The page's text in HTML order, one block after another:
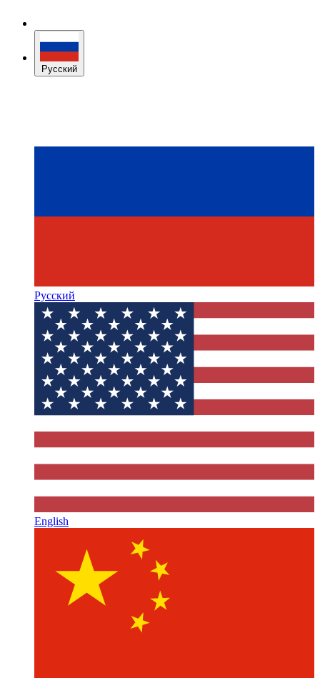
Русский
Русский
English